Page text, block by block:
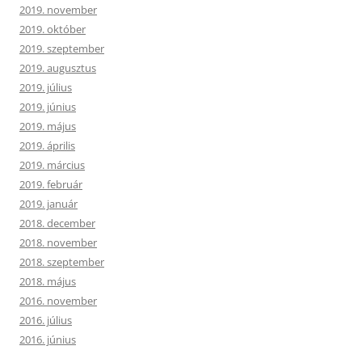
2019. november
2019. október
2019. szeptember
2019. augusztus
2019. július
2019. június
2019. május
2019. április
2019. március
2019. február
2019. január
2018. december
2018. november
2018. szeptember
2018. május
2016. november
2016. július
2016. június